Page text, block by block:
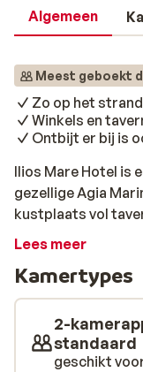
Algemeen
Meest geboekt
Zo op het strand
Winkels en
Ontbijt er bij is
Ilios Mare Hotel is
gezellige Agia
kustplaats vol
verblijft op een
appartementen
wat je nodig hebt
een eigen balkon
plek hebt om nog
dag. Door de
Lees meer
Kamertypes
2-
standaard
geschikt